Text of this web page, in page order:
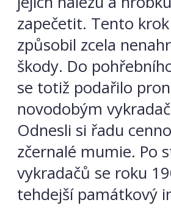
zapečetit. Tento
způsobil zcela
škody. Do
se totiž podařilo
novodobým
Odnesli si řadu
zčernalé mumie. Po
vykradačů se roku
tehdejší památkový